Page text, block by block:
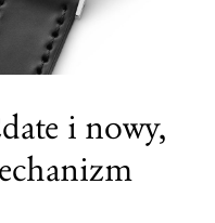
i nowy,